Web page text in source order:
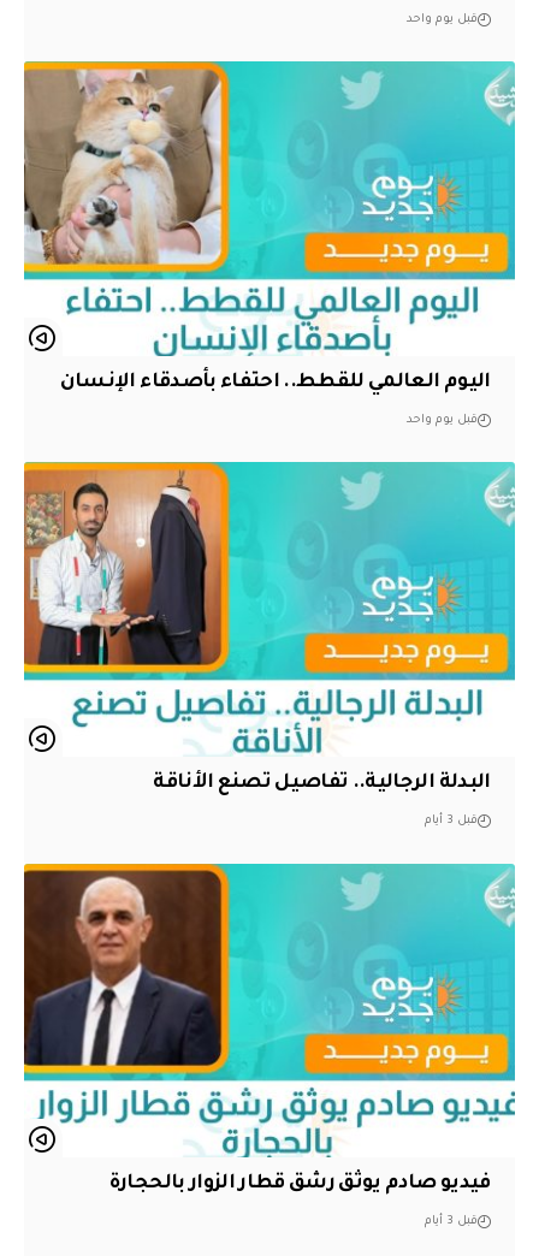
قبل يوم واحد
اليوم العالمي للقطط.. احتفاء بأصدقاء الإنسان
قبل يوم واحد
البدلة الرجالية.. تفاصيل تصنع الأناقة
قبل 3 أيام
فيديو صادم يوثق رشق قطار الزوار بالحجارة
قبل 3 أيام